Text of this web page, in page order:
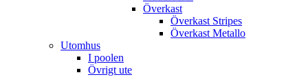
Överkast
Överkast Stripes
Överkast Metallo
Utomhus
I poolen
Övrigt ute